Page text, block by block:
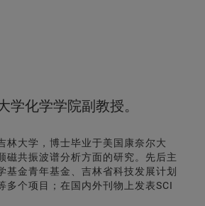
学化学学院副教授。
林大学，博士毕业于美国康奈尔大
磁共振波谱分析方面的研究。先后主
基金青年基金、吉林省科技发展计划
多个项目；在国内外刊物上发表SCI